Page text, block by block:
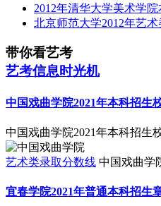
2012年清华大学美术学
北京师范大学2012年艺
带你看艺考
艺考信息时光机
中国戏曲学院2021年本科招生
中国戏曲学院2021年本科招生
艺术类录取分数线 中国戏曲学
宜春学院2021年普通本科招生